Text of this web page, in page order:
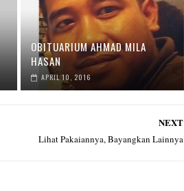
OBITUARIUM AHMAD MILA
HASAN
APRIL 10, 2016
NEXT
Lihat Pakaiannya, Bayangkan Lainnya